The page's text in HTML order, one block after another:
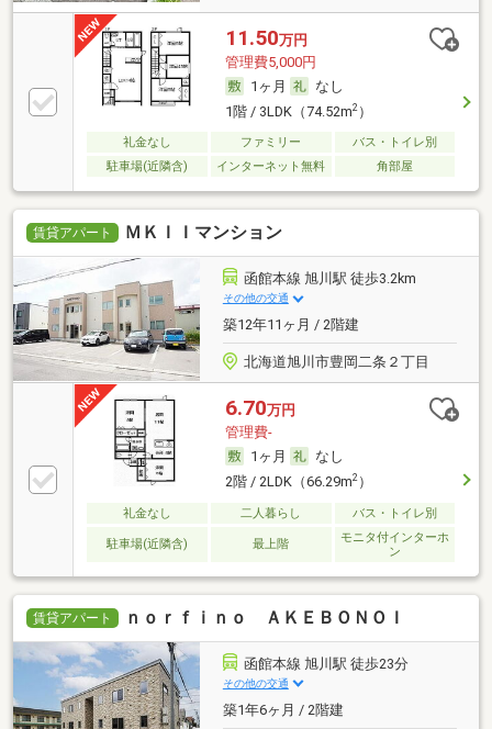
11.50万円
管理費5,000円
1ヶ月
なし
1階 / 3LDK（74.52m2）
礼金なし ファミリー
バス・トイレ別
駐車場(近隣含)
インターネット無料 角部屋
賃貸アパート ＭＫＩＩマンション
函館本線 旭川駅 徒歩3.2km
その他の交通
築12年11ヶ月 / 2階建
北海道旭川市豊岡二条２丁目
6.70万円
管理費-
1ヶ月
なし
2階 / 2LDK（66.29m2）
礼金なし 二人暮らし バス・トイレ別
駐車場(近隣含) 最上階
モニタ付インターホ
ン
賃貸アパート ｎｏｒｆｉｎｏ ＡＫＥＢＯＮＯＩ
函館本線 旭川駅 徒歩23分
その他の交通
築1年6ヶ月 / 2階建